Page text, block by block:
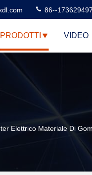
86--
PRODOTTI VIDEO
Elettrico Materiale Di